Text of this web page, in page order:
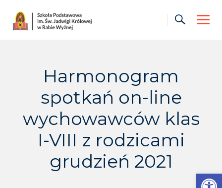
Otwórz pasek narzędzi
content
Harmonogram
spotkań on-line
wychowawców klas
I-VIII z rodzicami
grudzień 2021